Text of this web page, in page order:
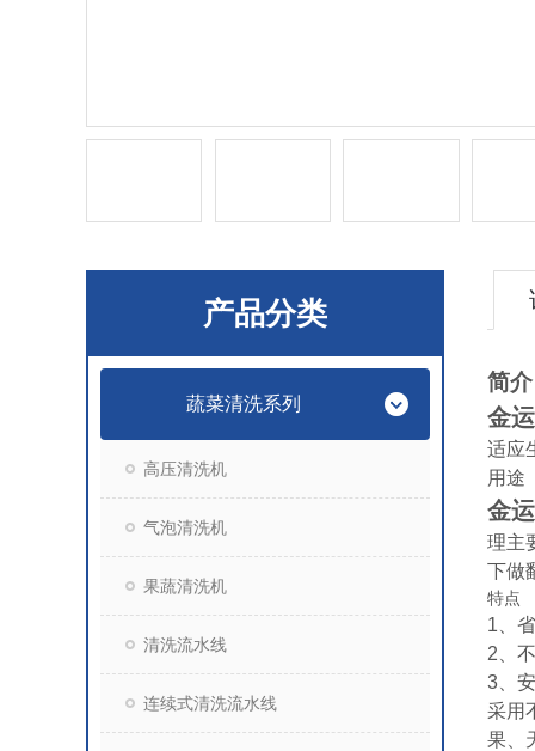
产品分类
蔬菜清洗系列
高压清洗机
气泡清洗机
果蔬清洗机
清洗流水线
连续式清洗流水线
简介
金
适应
用途
金
理主
下做
特点
1、
2、
3、
采用
果、